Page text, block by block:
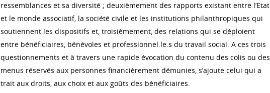
ressemblances et sa diversité ; deuxièmement des rapports existant entre l’Etat
et le monde associatif, la société civile et les institutions philanthropiques qui
soutiennent les dispositifs et, troisièmement, des relations qui se déploient
entre bénéficiaires, bénévoles et professionnel.le.s du travail social. A ces trois
questionnements et à travers une rapide évocation du contenu des colis ou des
menus réservés aux personnes financièrement démunies, s’ajoute celui qui a
trait aux droits, aux choix et aux goûts des bénéficiaires.